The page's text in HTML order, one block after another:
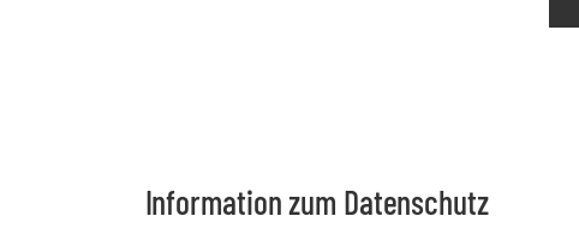
Information zum Datenschutz